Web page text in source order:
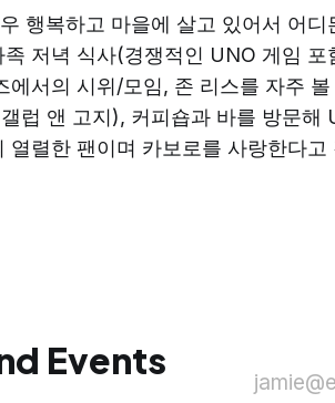
행복하고 마을에 살고 있어서 어
저녁 식사(경쟁적인 UNO 게임
에서의 시위/모임, 존 리스를 자주
럽 앤 고지), 커피숍과 바를 방문해
열렬한 팬이며 카보로를 사랑한다고
Events